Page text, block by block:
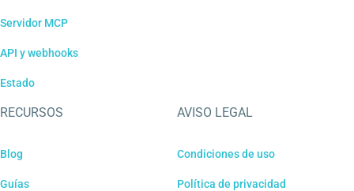
Servidor MCP
API y webhooks
Estado
RECURSOS
Blog
Guías
AVISO LEGAL
Condiciones de uso
Política de privacidad